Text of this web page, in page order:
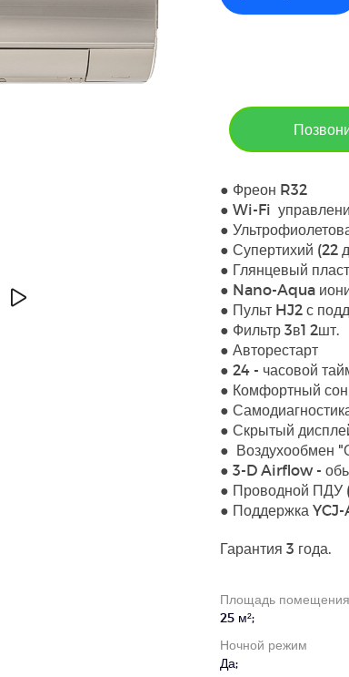
●
● Wi-Fi
●
●
●
● Nano-Aqua
● Пульт HJ2
● Фильтр 3в1 2шт.
● Авторестарт
● 24 - часовой
●
●
●
●
● 3-D Airflow -
● Проводной
●
Гарантия 3 года.
Площадь помещения
25 м²;
Ночной режим
Да;